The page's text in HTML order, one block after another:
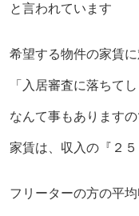
と言われています
希望する物件の家賃
「入居審査に落ちて
なんて事もあります
家賃は、収入の『２
フリーターの方の平